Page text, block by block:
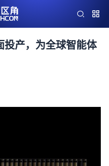
产，为全球智能体